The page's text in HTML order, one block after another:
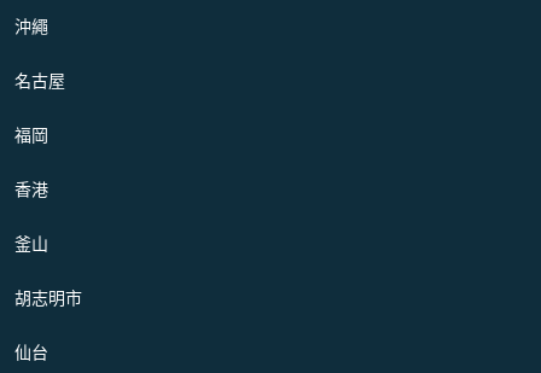
沖繩
名古屋
福岡
香港
釜山
胡志明市
仙台